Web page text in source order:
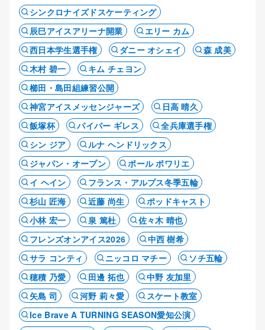
シンクロナイズドスケーティング
辰巳アイスアリーナ開業
エリー カム
西日本学生選手権
ダニー オシェイ
森 成美
木村 碧一
キム チェヨン
櫛田・島田組練習公開
神宮アイスメッセンジャーズ
日高 晴久
飯塚杯
パイパー ギレス
全兵庫選手権
シン ジア
ルナ ヘンドリックス
ジャパン・オープン
ポール ポワリエ
イ ヘイン
フランス・アルプス冬季五輪
杉山 匠海
近藤 尚生
ポッドキャスト
小林 宏一
泉 篤杜
佐々木 晴也
フレンズオンアイス2026
中西 樹希
サラ コンティ
ニッコロ マチー
ソチ五輪
穂積 乃愛
田邊 拓也
中野 友加里
矢島 司
河野 莉々愛
スケート教室
Ice Brave A TURNING SEASON愛知公演